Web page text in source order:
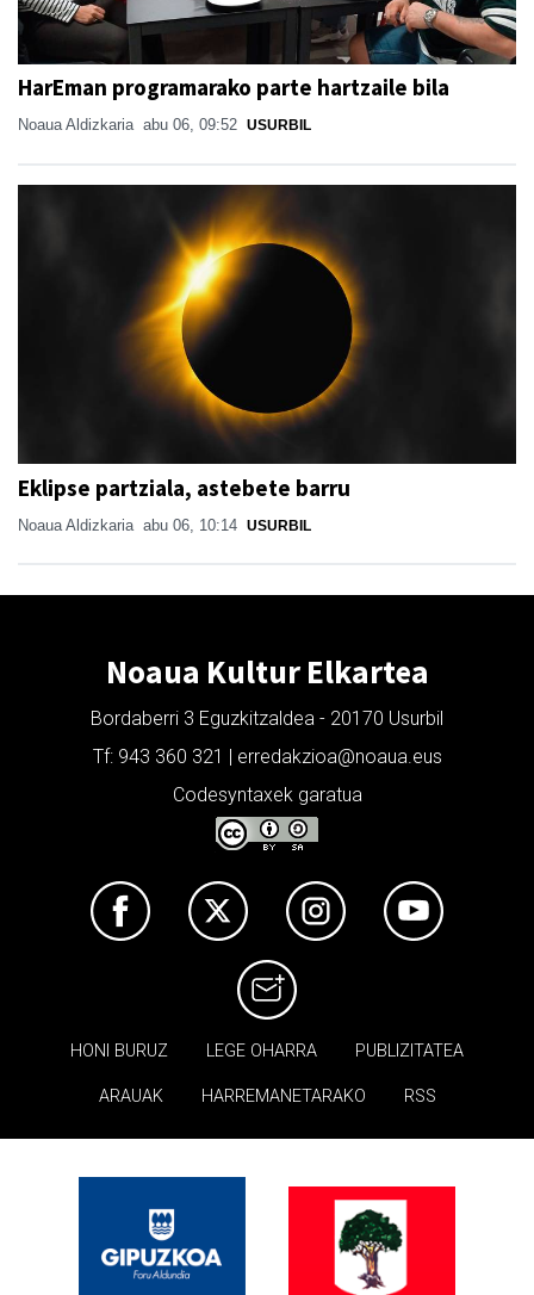
HarEman programarako parte hartzaile bila
Noaua Aldizkaria abu 06, 09:52 USURBIL
Eklipse partziala, astebete barru
Noaua Aldizkaria abu 06, 10:14 USURBIL
Noaua Kultur Elkartea
Bordaberri 3 Eguzkitzaldea - 20170 Usurbil
Tf: 943 360 321 | erredakzioa@noaua.eus
Codesyntaxek garatua
HONI BURUZ LEGE OHARRA PUBLIZITATEA
ARAUAK HARREMANETARAKO RSS